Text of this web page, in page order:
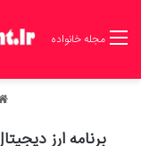
مجله خانواده
برنامه ارز